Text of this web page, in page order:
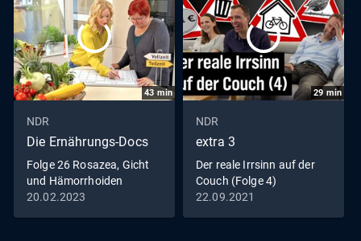
43min
NDR
Die Ernährungs-Docs
Folge 26 Rosazea, Gicht
und Hämorrhoiden
20.02.2023
29 min
NDR
extra 3
Der reale Irrsinn auf der
Couch (Folge 4)
22.09.2021